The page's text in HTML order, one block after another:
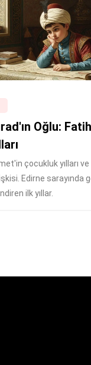
Oğlu:
çocukluk yılları
Edirne sarayında
ilk yıllar.